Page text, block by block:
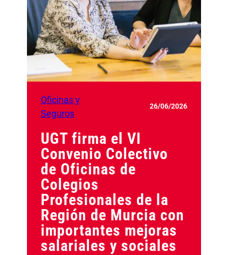
Oficinas y
Seguros
26/06/2026
UGT firma el VI
Convenio Colectivo
de Oficinas de
Colegios
Profesionales de la
Región de Murcia con
importantes mejoras
salariales y sociales